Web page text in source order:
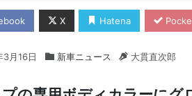
X Hatena
3月16日 新車ニュース 大貫直次郎